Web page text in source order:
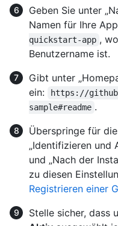
Geben Sie unter
Namen für Ihre
quickstart-app ,
Benutzername ist.
Gibt unter
ein:
https://
sample#readme .
Überspringe für
„Identifizieren und
und „Nach der
zu diesen
Registrieren einer
Stelle sicher, dass